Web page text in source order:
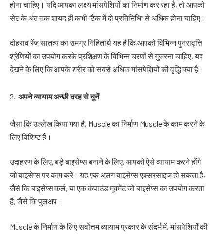
होना चाहिए। यदि आपका लक्ष्य मांसपेशियों का निर्माण कर रहा है, तो आपको
सेट के अंत तक शायद ही कभी “टैंक में दो प्रतिनिधि” से अधिक होना चाहिए।
दोहराव रेंज सातत्य का समग्र निहितार्थ यह है कि आपको विभिन्न पुनरावृत्ति
श्रेणियों का उपयोग करके प्रशिक्षण के विभिन्न चरणों से गुजरना चाहिए, यह
देखने के लिए कि आपके शरीर को सबसे अधिक मांसपेशियों की वृद्धि क्या है।
अपनेव्यायामअच्छीतरहसेचुनें
जैसा कि उल्लेख किया गया है, Muscle का निर्माण Muscle के काम करने के
लिए विशिष्ट है।
उदाहरण के लिए, बड़े बाइसेप्स बनाने के लिए, आपको ऐसे व्यायाम करने होंगे
जो बाइसेप्स पर काम करें। यह एक अलग बाइसेप्स एक्सरसाइज हो सकता है,
जैसे कि बाइसेप्स कर्ल, या एक कंपाउंड मूवमेंट जो बाइसेप्स का उपयोग करता
है, जैसे कि पुलअप।
Muscle के निर्माण के लिए सर्वोत्तम व्यायाम प्रकार के संदर्भ में, मांसपेशियों की